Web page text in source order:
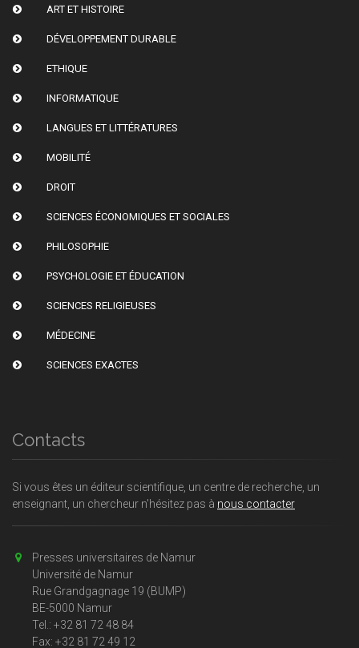
ART ET HISTOIRE
DÉVELOPPEMENT DURABLE
ETHIQUE
INFORMATIQUE
LANGUES ET LITTÉRATURES
MOBILITÉ
DROIT
SCIENCES ÉCONOMIQUES ET SOCIALES
PHILOSOPHIE
PSYCHOLOGIE ET ÉDUCATION
SCIENCES RELIGIEUSES
MÉDECINE
SCIENCES EXACTES
Contacts
Si vous êtes un éditeur scientifique, un centre de recherche, un
enseignant, un chercheur n'hésitez pas à nous contacter
Presses universitaires de Namur
Université de Namur
Rue Grandgagnage 19 (BUMP)
BE-5000 Namur
Tel.: +32 81 72 48 84
Fax: +32 81 72 49 12